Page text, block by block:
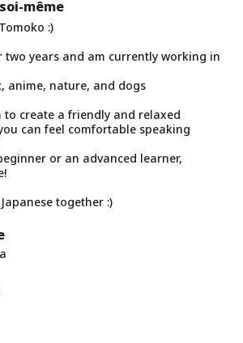
même
:)
two years and am currently working in
anime, nature, and dogs
to create a friendly and relaxed
can feel comfortable speaking
or an advanced learner,
together :)